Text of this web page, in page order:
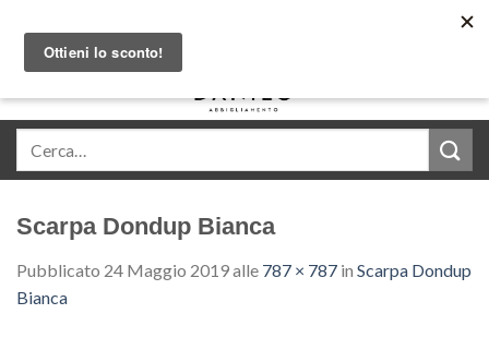
content
Scarpa Dondup Bianca
Pubblicato 24 Maggio 2019alle 787 × 787 in Scarpa Dondup
Bianca